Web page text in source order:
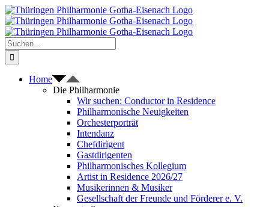
Zum
Inhalt
springen
Suche
nach:
Home
Die Philharmonie
Wir suchen: Conductor in Residence
Philharmonische Neuigkeiten
Orchesterporträt
Intendanz
Chefdirigent
Gastdirigenten
Philharmonisches Kollegium
Artist in Residence 2026/27
Musikerinnen & Musiker
Gesellschaft der Freunde und Förderer e. V.